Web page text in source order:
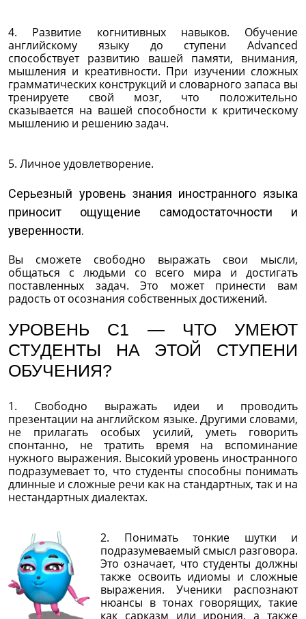
4. Развитие когнитивных навыков. Обучение
английскому языку до ступени Advanced
способствует развитию вашей памяти, внимания,
мышления и креативности. При изучении сложных
грамматических конструкций и словарного запаса вы
тренируете свой мозг, что положительно
сказывается на вашей способности к критическому
мышлению и решению задач.
5. Личное удовлетворение.
Серьезный уровень знания иностранного языка
приносит ощущение самодостаточности и
уверенности.
Вы сможете свободно выражать свои мысли,
общаться с людьми со всего мира и достигать
поставленных задач. Это может принести вам
радость от осознания собственных достижений.
УРОВЕНЬ С1 — ЧТО УМЕЮТ
СТУДЕНТЫ НА ЭТОЙ СТУПЕНИ
ОБУЧЕНИЯ?
1. Свободно выражать идеи и проводить
презентации на английском языке. Другими словами,
не прилагать особых усилий, уметь говорить
спонтанно, не тратить время на вспоминание
нужного выражения. Высокий уровень иностранного
подразумевает то, что студенты способны понимать
длинные и сложные речи как на стандартных, так и на
нестандартных диалектах.
2. Понимать тонкие шутки и
подразумеваемый смысл разговора.
Это означает, что студенты должны
также освоить идиомы и сложные
выражения. Ученики распознают
нюансы в тонах говорящих, такие
как сарказм или ирония, а также